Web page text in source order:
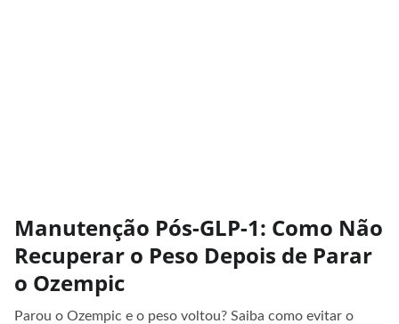
Manutenção Pós-GLP-1: Como Não
Recuperar o Peso Depois de Parar
o Ozempic
Parou o Ozempic e o peso voltou? Saiba como evitar o